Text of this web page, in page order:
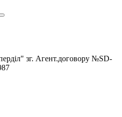
зг. Агент.договору №SD-